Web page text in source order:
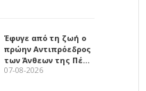
Έφυγε από τη ζωή ο
πρώην Αντιπρόεδρος
των Άνθεων της Πέ…
07-08-2026